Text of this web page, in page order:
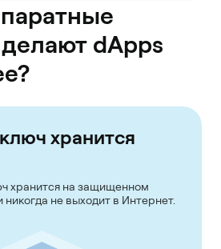
dApps
хранится
хранится на защищенном
не выходит в Интернет.